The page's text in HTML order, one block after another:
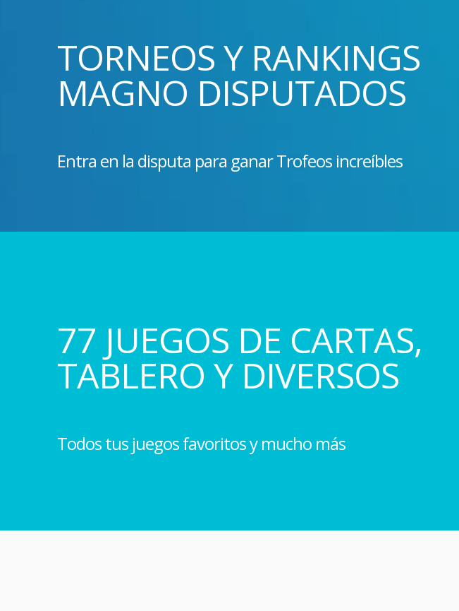
TORNEOS Y RANKINGS
MAGNO DISPUTADOS
Entra en la disputa para ganar Trofeos increíbles
77 JUEGOS DE CARTAS,
TABLERO Y DIVERSOS
Todos tus juegos favoritos y mucho más